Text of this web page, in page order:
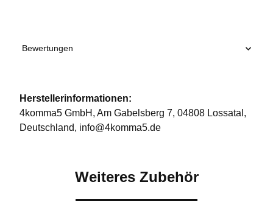
Bewertungen
Herstellerinformationen:
4komma5 GmbH, Am Gabelsberg 7, 04808 Lossatal,
Deutschland, info@4komma5.de
Weiteres Zubehör